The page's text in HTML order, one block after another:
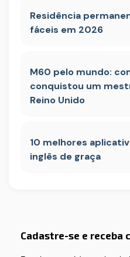
Residência
fáceis em 2026
M60 pelo mundo:
conquistou um
Reino Unido
10 melhores
inglês de graça
Cadastre-se e receba